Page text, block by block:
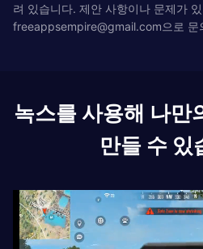
려 있습니다. 제안 사항이나 문제가
freeappsempire@gmail.com으로 문
녹스를 사용해 나만
만들 수 있